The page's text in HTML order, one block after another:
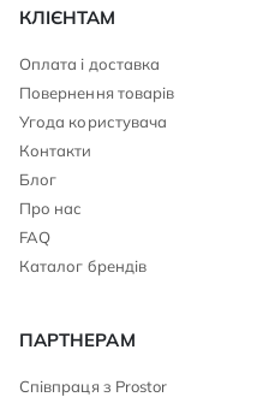
КЛІЄНТАМ
Оплата і доставка
Повернення товарів
Угода користувача
Контакти
Блог
Про нас
FAQ
Каталог брендів
ПАРТНЕРАМ
Співпраця з Prostor